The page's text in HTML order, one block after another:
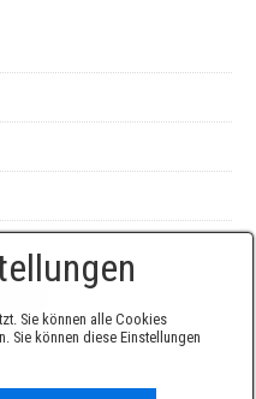
Sie können alle Cookies
Sie können diese Einstellungen